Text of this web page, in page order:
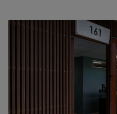
Dinsdag
Zaterdag
Salon Styling by M Centrum